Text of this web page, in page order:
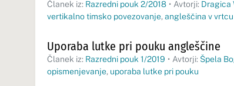
Članek iz: Razredni pouk 2/2018 • Avtorji: Dragica
vertikalno timsko povezovanje, angleščina v vrtcu
Uporaba lutke pri pouku angleščine
Članek iz: Razredni pouk 1/2019 • Avtorji: Špela
opismenjevanje, uporaba lutke pri pouku